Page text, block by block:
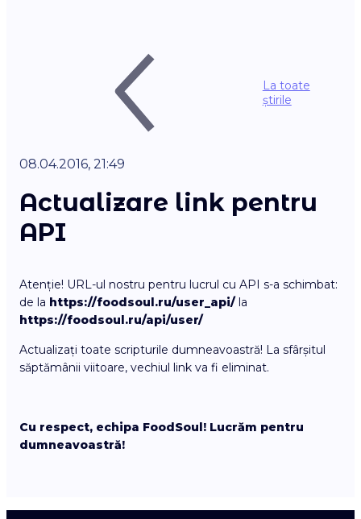
La toate
știrile
08.04.2016, 21:49
Actualizare link pentru
API
Atenție! URL-ul nostru pentru lucrul cu API s-a schimbat:
de la https://foodsoul.ru/user_api/la
https://foodsoul.ru/api/user/
Actualizați toate scripturile dumneavoastră! La sfârșitul
săptămânii viitoare, vechiul link va fi eliminat.
Cu respect, echipa FoodSoul! Lucrăm pentru
dumneavoastră!